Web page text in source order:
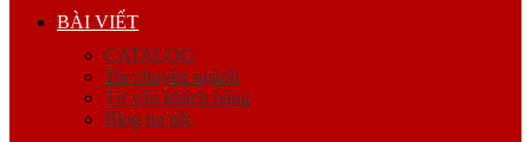
BÀI VIẾT
CATALOG
Tin chuyên ngành
Tư vấn khách hàng
Blog tin tức